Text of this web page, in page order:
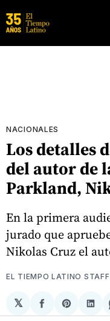
NACIONALES
Los detalles
del autor de
Parkland,
En la primera
jurado que
Nikolas Cruz el
EL TIEMPO LATINO STAFF
𝕏
Compartir
Share